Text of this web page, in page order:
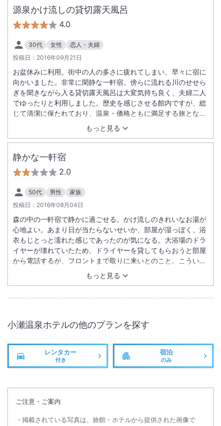
源泉かけ流しの貸切露天風呂
4.0
30代 女性
恋人・夫婦
投稿日： 2016年09月21日
もっと見る
お盆休みに利用。街中の人の多さに疲れてしまい、早々に宿に
向かいました。非常に閑静な一軒宿。傍らに流れる川のせせら
ぎを聞きながら入る貸切露天風呂は大変気持ち良く、夫婦二人
でゆったりと利用しました。歴史を感じさせる館内ですが、総
じて清潔に保たれており、温泉・価格ともに満足する旅となり
静かな一軒宿
2.0
50代 男性
家族
投稿日： 2016年08月04日
もっと見る
森の中の一軒宿で静かに過ごせる。かけ流しのきれいなお湯が
心地よい。あまり日が当たらないせいか、部屋が湿っぽく、浴
衣もじとっと濡れた感じであったのが気になる。大浴場のドラ
イヤーが壊れていたため、ドライヤーを貸してもらおうと部屋
から電話するが、フロントまで取りに来いとのこと。こういっ
た細かいサービスや気遣いが足りない気がする。
小瀬温泉ホテルの他のプランを探す
レンタカー
付き
宿泊
のみ
ご注意・ご案内
掲載されている写真は、旅館・ホテルから提供された画像で